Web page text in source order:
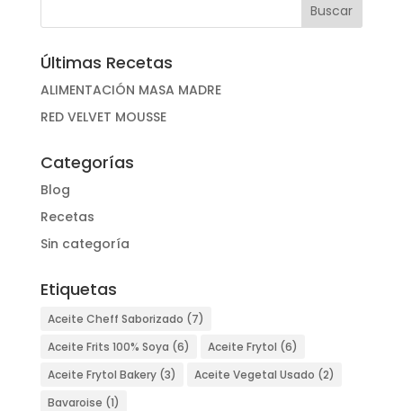
Últimas Recetas
ALIMENTACIÓN MASA MADRE
RED VELVET MOUSSE
Categorías
Blog
Recetas
Sin categoría
Etiquetas
Aceite Cheff Saborizado (7)
Aceite Frits 100% Soya (6) Aceite Frytol (6)
Aceite Frytol Bakery(3) Aceite Vegetal Usado (2)
Bavaroise (1)